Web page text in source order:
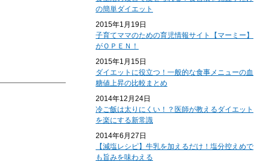
の簡単ダイエット
2015年1月19日
子育てママのための育児情報サイト【マーミー】
がＯＰＥＮ！
2015年1月15日
ダイエットに役立つ！一般的な食事メニューの血
糖値上昇の比較まとめ
2014年12月24日
冷ご飯は太りにくい！？医師が教えるダイエット
を楽にする新常識
2014年6月27日
【減塩レシピ】牛乳を加えるだけ！塩分控えめで
も旨みを味わえる